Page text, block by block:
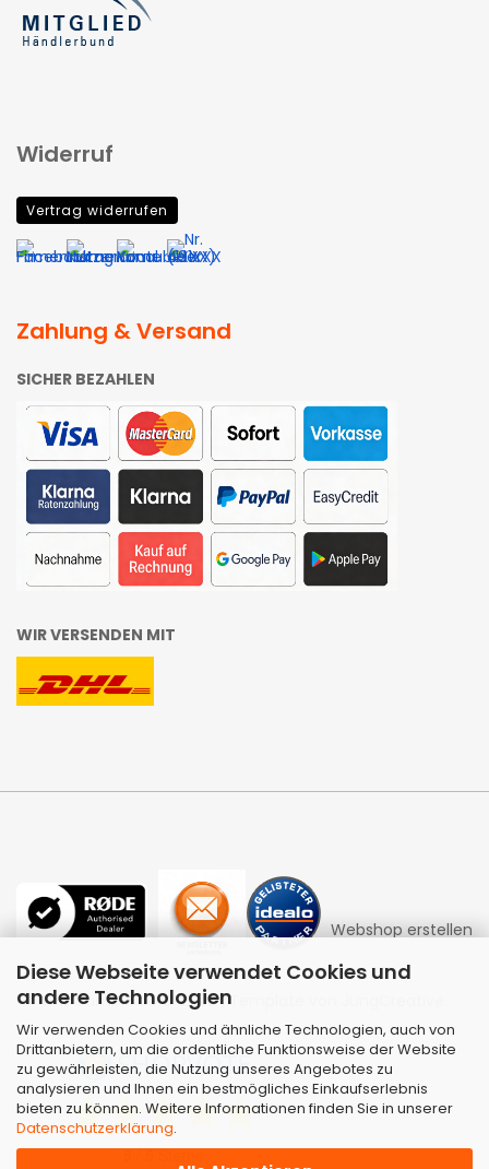
Diese Webseite verwendet Cookies und
andere Technologien
Wir verwenden Cookies und ähnliche Technologien, auch von
Drittanbietern, um die ordentliche Funktionsweise der Website
zu gewährleisten, die Nutzung unseres Angebotes zu
analysieren und Ihnen ein bestmögliches Einkaufserlebnis
bieten zu können. Weitere Informationen finden Sie in unserer
Datenschutzerklärung.
Widerruf
Vertrag widerrufen
Zahlung & Versand
SICHER BEZAHLEN
WIR VERSENDEN MIT
Webshop erstellen
mit Gambio.de © 2026 | Template von